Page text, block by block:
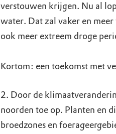
verstouwen krijgen. Nu al
water. Dat zal vaker en
ook meer extreem droge
Kortom: een toekomst met
2. Door de
noorden toe op. Planten en
broedzones en